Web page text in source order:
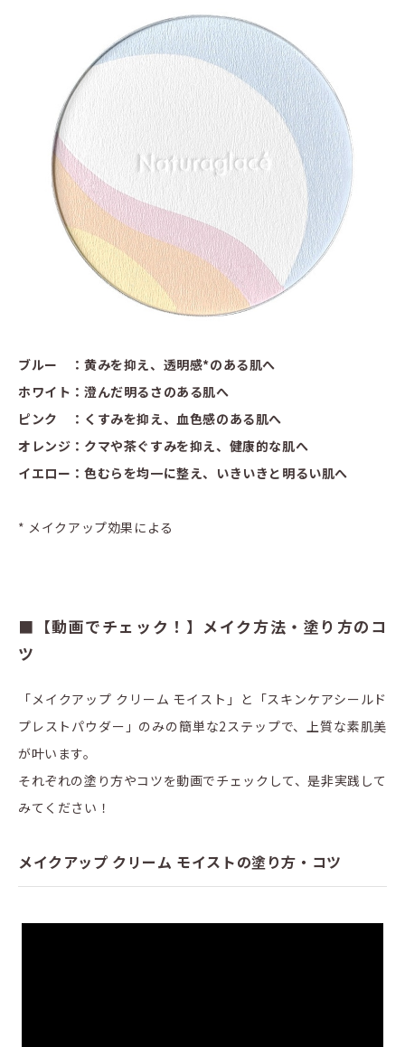
ブルー ：黄みを抑え、透明感*のある肌へ
ホワイト：澄んだ明るさのある肌へ
ピンク ：くすみを抑え、血色感のある肌へ
オレンジ：クマや茶ぐすみを抑え、健康的な肌へ
イエロー：色むらを均一に整え、いきいきと明るい肌へ
* メイクアップ効果による
■【動画でチェック！】メイク方法・塗り方のコ
ツ
「メイクアップ クリーム モイスト」と「スキンケアシールド
プレストパウダー」のみの簡単な2ステップで、上質な素肌美
が叶います。
それぞれの塗り方やコツを動画でチェックして、是非実践して
みてください！
メイクアップ クリーム モイストの塗り方・コツ